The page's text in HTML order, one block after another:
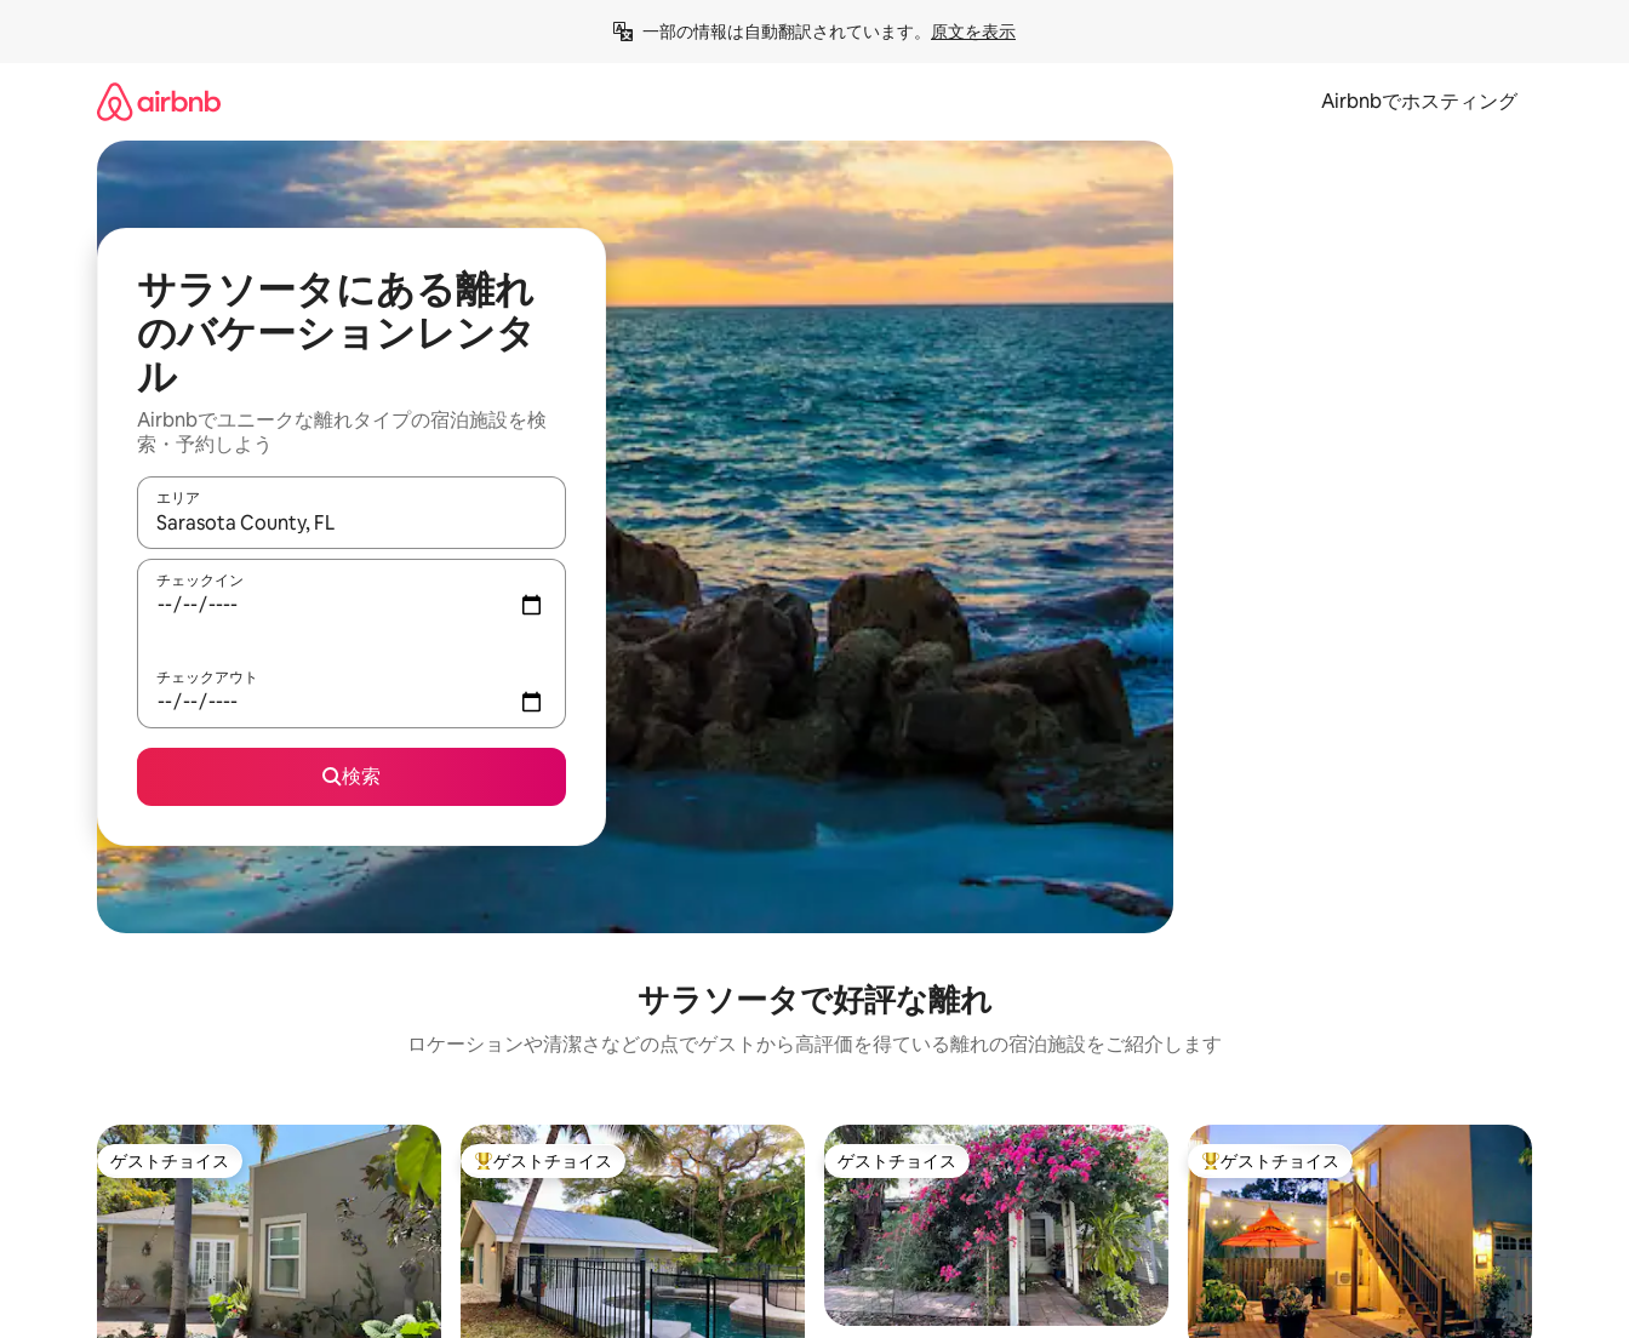
一部の情報は自動翻訳されています。 原文を表示
Airbnbでホスティング
サラソータにある離れ
のバケーションレンタ
ル
Airbnbでユニークな離れタイプの宿泊施設を検
索・予約しよう
エリア
検索結果が表示されたら、上下の矢印キーを使って移動するか、画面をタッチまたはスワイプして検索結果を確認することができます。
チェックイン
チェックアウト
検索
サラソータで好評な離れ
ロケーションや清潔さなどの点でゲストから高評価を得ている離れの宿泊施設をご紹介します
ゲストチョイス
ゲストチョイス 大好評のゲストチョイスです。
ゲストチョイス ゲストチョイス
ゲストチョイス 大好評のゲストチョイスです。
ゲストチョイス